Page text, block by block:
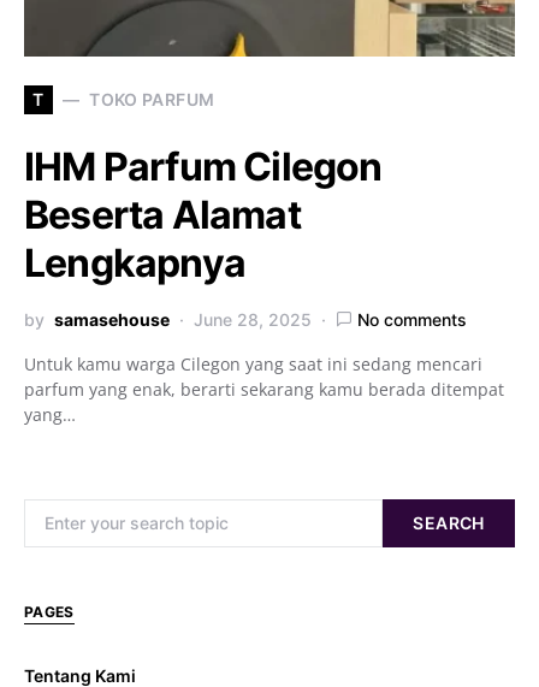
T TOKO PARFUM
IHM Parfum Cilegon
Beserta Alamat
Lengkapnya
by samasehouse June 28, 2025 No comments
Untuk kamu warga Cilegon yang saat ini sedang mencari
parfum yang enak, berarti sekarang kamu berada ditempat
yang…
SEARCH
PAGES
Tentang Kami